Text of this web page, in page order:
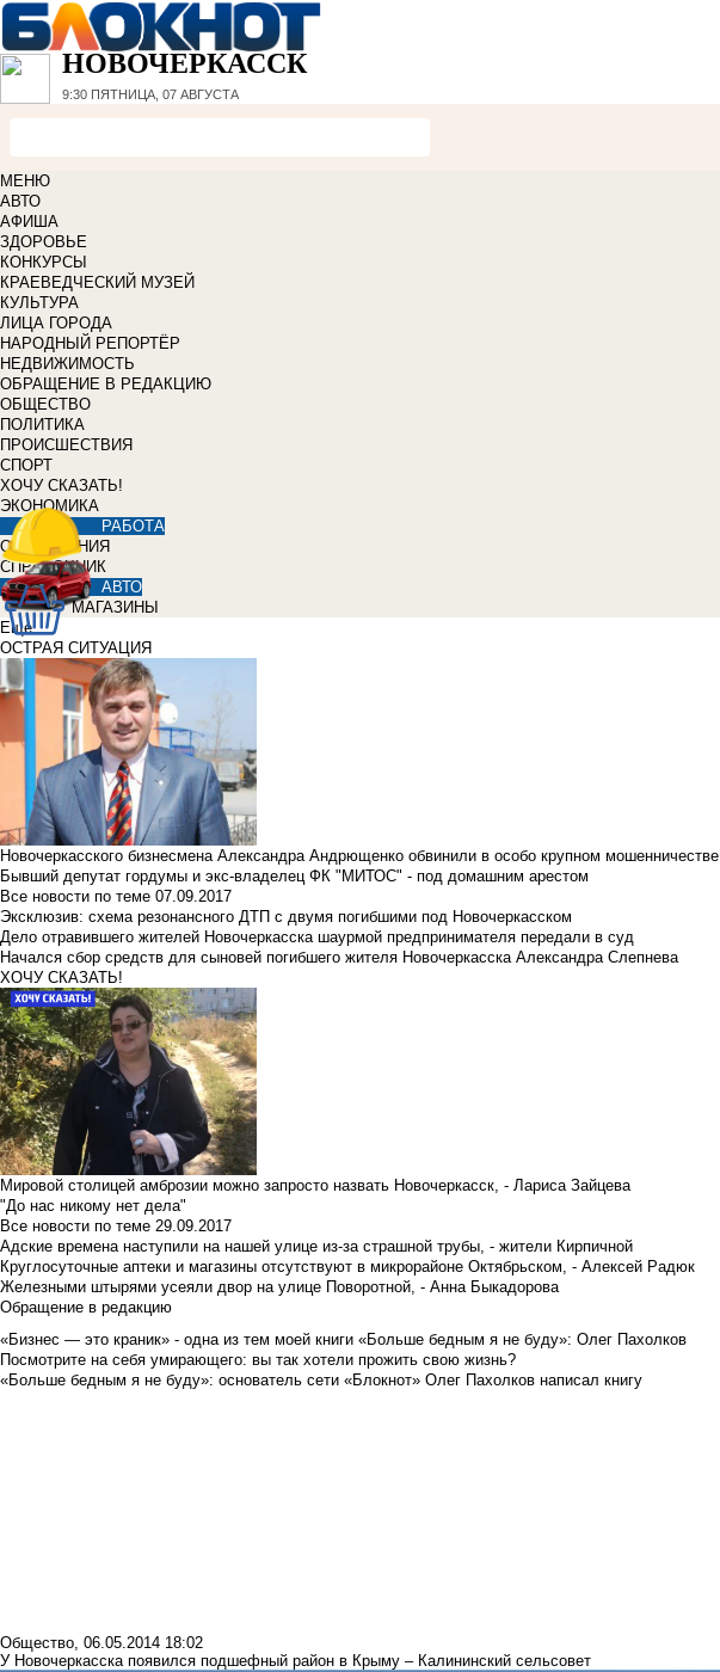
НОВОЧЕРКАССК
9:30 ПЯТНИЦА, 07 АВГУСТА
МЕНЮ
АВТО
АФИША
ЗДОРОВЬЕ
КОНКУРСЫ
КРАЕВЕДЧЕСКИЙ МУЗЕЙ
КУЛЬТУРА
ЛИЦА ГОРОДА
НАРОДНЫЙ РЕПОРТЁР
НЕДВИЖИМОСТЬ
ОБРАЩЕНИЕ В РЕДАКЦИЮ
ОБЩЕСТВО
ПОЛИТИКА
ПРОИСШЕСТВИЯ
СПОРТ
ХОЧУ СКАЗАТЬ!
ЭКОНОМИКА
РАБОТА
ОБЪЯВЛЕНИЯ
СПРАВОЧНИК
АВТО
МАГАЗИНЫ
Еще
ОСТРАЯ СИТУАЦИЯ
Новочеркасского бизнесмена Александра Андрющенко обвинили в особо крупном мошенничестве
Бывший депутат гордумы и экс-владелец ФК "МИТОС" - под домашним арестом
Все новости по теме 07.09.2017
Эксклюзив: схема резонансного ДТП с двумя погибшими под Новочеркасском
Дело отравившего жителей Новочеркасска шаурмой предпринимателя передали в суд
Начался сбор средств для сыновей погибшего жителя Новочеркасска Александра Слепнева
ХОЧУ СКАЗАТЬ!
Мировой столицей амброзии можно запросто назвать Новочеркасск, - Лариса Зайцева
"До нас никому нет дела"
Все новости по теме 29.09.2017
Адские времена наступили на нашей улице из-за страшной трубы, - жители Кирпичной
Круглосуточные аптеки и магазины отсутствуют в микрорайоне Октябрьском, - Алексей Радюк
Железными штырями усеяли двор на улице Поворотной, - Анна Быкадорова
Обращение в редакцию
«Бизнес — это краник» - одна из тем моей книги «Больше бедным я не буду»: Олег Пахолков
Посмотрите на себя умирающего: вы так хотели прожить свою жизнь?
«Больше бедным я не буду»: основатель сети «Блокнот» Олег Пахолков написал книгу
Общество, 06.05.2014 18:02
У Новочеркасска появился подшефный район в Крыму – Калининский сельсовет